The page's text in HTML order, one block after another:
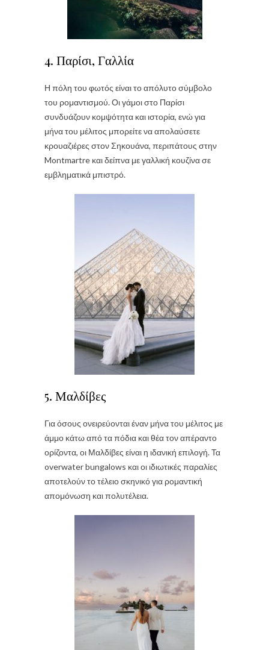
4. Παρίσι, Γαλλία
Η πόλη του φωτός είναι το απόλυτο σύμβολο
του ρομαντισμού. Οι γάμοι στο Παρίσι
συνδυάζουν κομψότητα και ιστορία, ενώ για
μήνα του μέλιτος μπορείτε να απολαύσετε
κρουαζιέρες στον Σηκουάνα, περιπάτους στην
Montmartre και δείπνα με γαλλική κουζίνα σε
εμβληματικά μπιστρό.
5. Μαλδίβες
Για όσους ονειρεύονται έναν μήνα του μέλιτος με
άμμο κάτω από τα πόδια και θέα τον απέραντο
ορίζοντα, οι Μαλδίβες είναι η ιδανική επιλογή. Τα
overwater bungalows και οι ιδιωτικές παραλίες
αποτελούν το τέλειο σκηνικό για ρομαντική
απομόνωση και πολυτέλεια.